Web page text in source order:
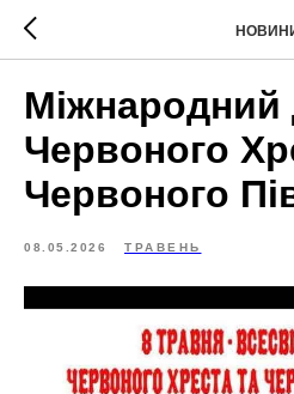
Міжнародний
Червоного
Червоного
08.05.2026 ТРАВЕНЬ